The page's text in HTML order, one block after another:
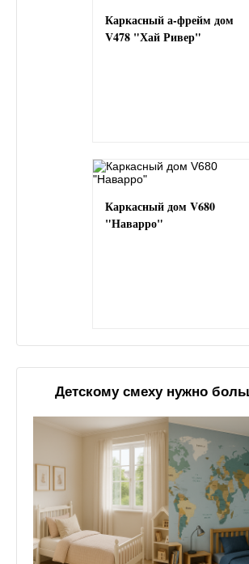
Каркасный а-фрейм дом
V478 "Хай Ривер"
Каркасный дом V680
"Наварро"
Детскому смеху нужно